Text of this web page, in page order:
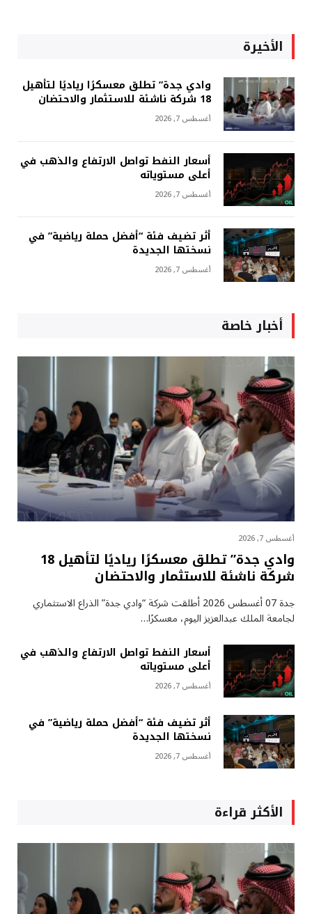
الأخيرة
وادي جدة” تطلق معسكرًا رياديًا لتأهيل
18 شركة ناشئة للاستثمار والاحتضان
أغسطس 7, 2026
أسعار النفط تواصل الارتفاع والذهب في
أعلى مستوياته
أغسطس 7, 2026
أثر تضيف فئة “أفضل حملة رياضية” في
نسختها الجديدة
أغسطس 7, 2026
أخبار خاصة
أغسطس 7, 2026
وادي جدة” تطلق معسكرًا رياديًا لتأهيل 18
شركة ناشئة للاستثمار والاحتضان
جدة 07 أغسطس 2026 أطلقت شركة “وادي جدة” الذراع الاستثماري
لجامعة الملك عبدالعزيز اليوم، معسكرًا…
أسعار النفط تواصل الارتفاع والذهب في
أعلى مستوياته
أغسطس 7, 2026
أثر تضيف فئة “أفضل حملة رياضية” في
نسختها الجديدة
أغسطس 7, 2026
الأكثر قراءة